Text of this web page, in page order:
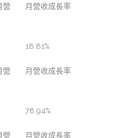
營
月營收成長率
18.81%
營
月營收成長率
78.94%
營
月營收成長率